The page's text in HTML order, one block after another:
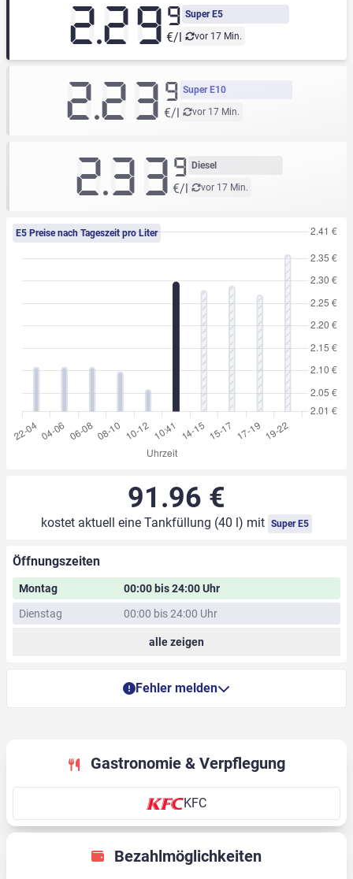
Super E5
vor 17 Min.
2.299
€/l
Super E10
vor 17 Min.
2.23 9
€/l
Diesel
vor 17 Min.
2.339
€/l
E5 Preise nach Tageszeit pro Liter
91.96 €
kostet aktuell eine Tankfüllung (40 l) mit Super E5
Öffnungszeiten
Montag
00:00 bis 24:00 Uhr
Dienstag
00:00 bis 24:00 Uhr
alle zeigen
Fehler melden
Gastronomie & Verpflegung
KFC
Bezahlmöglichkeiten